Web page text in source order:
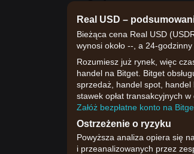
Real USD –
Bieżąca cena Real USD
wynosi około --, a 24-
Rozumiesz już rynek, więc
handel na Bitget. Bitget
sprzedaż, handel spot,
stawek opłat transakcyjnych w
Załóż bezpłatne konto na
Ostrzeżenie o ryzyku
Powyższa analiza opiera się
i przeanalizowanych przez